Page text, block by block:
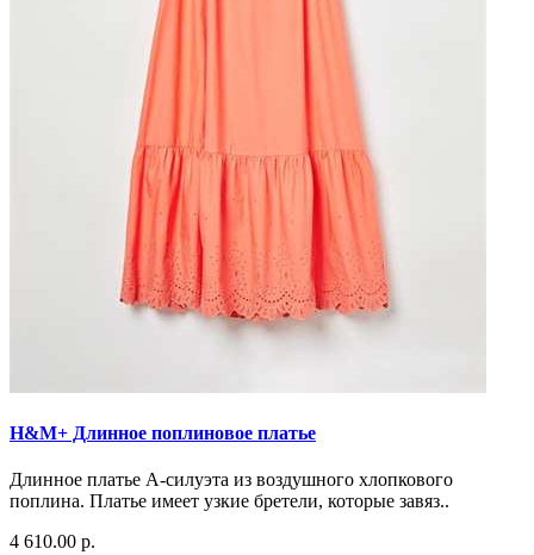
H&M+ Длинное поплиновое платье
Длинное платье А-силуэта из воздушного хлопкового
поплина. Платье имеет узкие бретели, которые завяз..
4 610.00 р.